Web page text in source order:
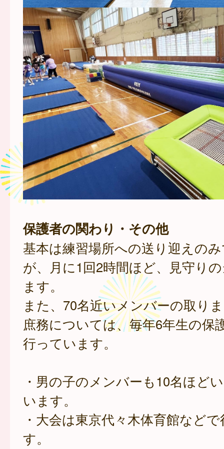
保護者の関わり・その他
基本は練習場所への送り迎えの
が、月に1回2時間ほど、見守り
ます。
また、70名近いメンバーの取り
庶務については、毎年6年生の保
行っています。
・男の子のメンバーも10名ほど
います。
・大会は東京代々木体育館など
す。